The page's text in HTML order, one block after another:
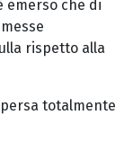
emerso che di
rispetto alla
totalmente